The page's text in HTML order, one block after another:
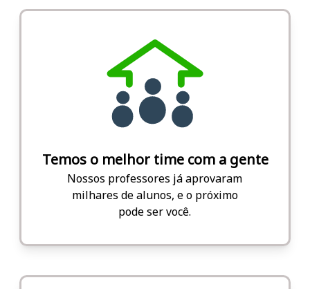
Temos o melhor time com a gente
Nossos professores já aprovaram
milhares de alunos, e o próximo
pode ser você.